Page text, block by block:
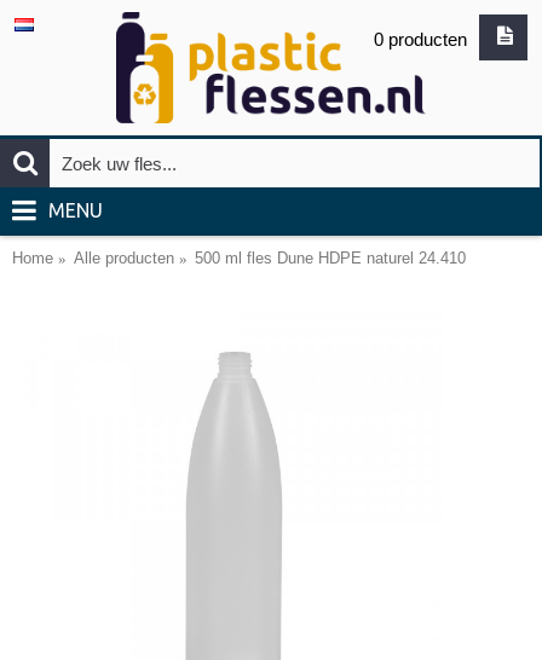
0 producten
MENU
Home Alle producten 500 ml fles Dune HDPE naturel 24.410